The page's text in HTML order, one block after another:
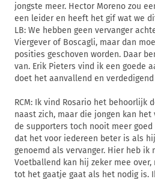
jongste meer. Hector Moreno zou
een leider en heeft het gif wat we
LB: We hebben geen vervanger
Viergever of Boscagli, maar dan
posities geschoven worden. Daar
van. Erik Pieters vind ik een goede
doet het aanvallend en
RCM: Ik vind Rosario het behoorlijk
naast zich, maar die jongen kan
de supporters toch nooit meer
dat het voor iedereen beter is als
genoemd als vervanger. Hier heb
Voetballend kan hij zeker mee
tot het gaatje gaat als het nodig is.